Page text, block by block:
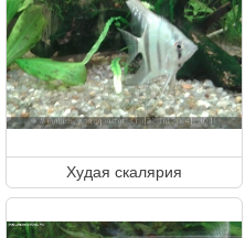
Худая скалярия